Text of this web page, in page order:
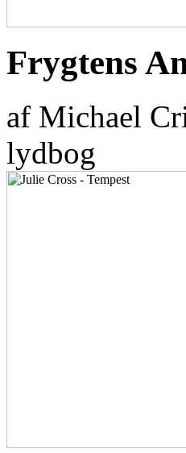
Frygtens
af Michael
lydbog